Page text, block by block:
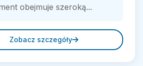
obejmuje szeroką...
Zobacz szczegóły